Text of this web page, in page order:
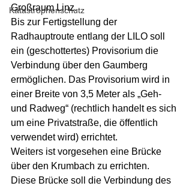
Katastrophenschutz
Großraum Linz.
Bis zur Fertigstellung der
Radhauptroute entlang der LILO soll
ein (geschottertes) Provisorium die
Verbindung über den Gaumberg
ermöglichen. Das Provisorium wird in
einer Breite von 3,5 Meter als „Geh-
und Radweg“ (rechtlich handelt es sich
um eine Privatstraße, die öffentlich
verwendet wird) errichtet.
Weiters ist vorgesehen eine Brücke
über den Krumbach zu errichten.
Diese Brücke soll die Verbindung des